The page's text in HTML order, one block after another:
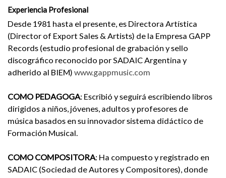
Experiencia Profesional
Desde 1981 hasta el presente, es Directora Artística
(Director of Export Sales & Artists) de la Empresa GAPP
Records (estudio profesional de grabación y sello
discográfico reconocido por SADAIC Argentina y
adherido al BIEM) www.gappmusic.com
COMO PEDAGOGA: Escribió y seguirá escribiendo libros
dirigidos a niños, jóvenes, adultos y profesores de
música basados en su innovador sistema didáctico de
Formación Musical.
COMO COMPOSITORA: Ha compuesto y registrado en
SADAIC (Sociedad de Autores y Compositores), donde